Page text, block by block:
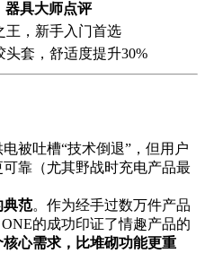
器具大师点评
王，新手入门首选
头套，舒适度提升30%
电被吐槽“技术倒退”，但用户
靠（尤其野战时充电产品最
典范。作为经手过数万件产品
的成功印证了情趣产品的
心需求，比堆砌功能更重